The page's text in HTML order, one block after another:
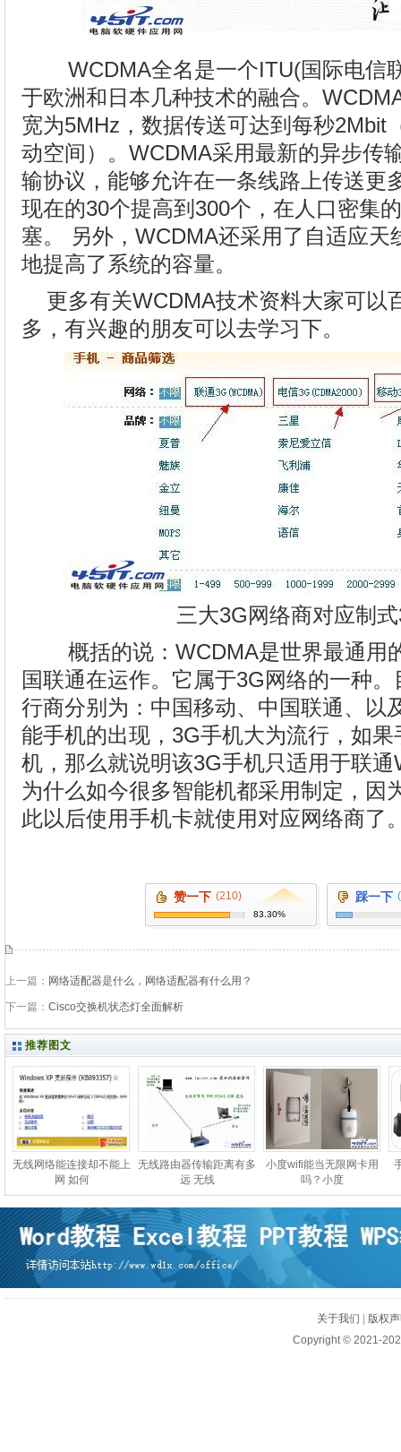
WCDMA全名是一个ITU(国际电信
于欧洲和日本几种技术的融合。
宽为5MHz，数据传送可达到每秒2Mbit
动空间）。WCDMA采用最新的异步传
输协议，能够允许在一条线路上传送更
现在的30个提高到300个，在人口密集
塞。 另外，WCDMA还采用了自适应天
地提高了系统的容量。
更多有关WCDMA技术资料大家可以
多，有兴趣的朋友可以去学习下。
三大3G网络商对应制
概括的说：WCDMA是世界最通用
国联通在运作。它属于3G网络的一种
行商分别为：中国移动、中国联通、以
能手机的出现，3G手机大为流行，如
机，那么就说明该3G手机只适用于联
为什么如今很多智能机都采用制定，因
此以后使用手机卡就使用对应网络商了
赞一下 (210)
83.30%
踩一下
上一篇： 网络适配器是什么，网络适配器有什么用？
下一篇： Cisco交换机状态灯全面解析
推荐图文
无线网络能连接却不能上
网 如何
无线路由器传输距离有多
远 无线
小度wifi能当无限网卡用
吗？小度
关于我们
版权
Copyright © 2021-